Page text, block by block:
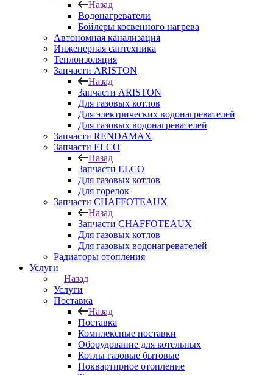
Назад
Водонагреватели
Бойлеры косвенного нагрева
Автономная канализация
Инженерная сантехника
Теплоизоляция
Запчасти ARISTON
Назад
Запчасти ARISTON
Для газовых котлов
Для электрических водонагревателей
Для газовых водонагревателей
Запчасти RENDAMAX
Запчасти ELCO
Назад
Запчасти ELCO
Для газовых котлов
Для горелок
Запчасти CHAFFOTEAUX
Назад
Запчасти CHAFFOTEAUX
Для газовых котлов
Для газовых водонагревателей
Радиаторы отопления
Услуги
Назад
Услуги
Поставка
Назад
Поставка
Комплексные поставки
Оборудование для котельных
Котлы газовые бытовые
Поквартирное отопление